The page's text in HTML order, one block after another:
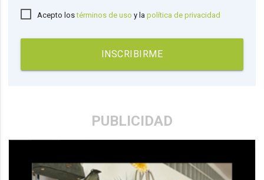
Acepto lostérminos de uso y lapolítica de privacidad
INSCRIBIRME
PUBLICIDAD